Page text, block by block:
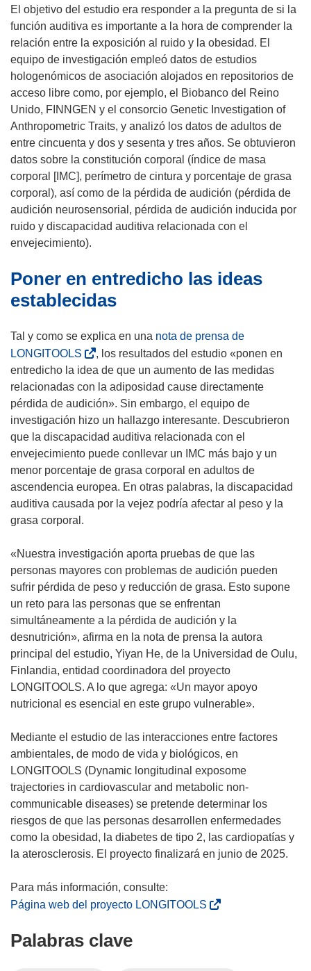
r
i
r
e
n
u
n
a
u
e
v
)
a
b
r
i
r
á
e
n
u
n
a
n
u
e
v
a
n
a
)
El objetivo del estudio era responder a la pregunta de si la
función auditiva es importante a la hora de comprender la
relación entre la exposición al ruido y la obesidad. El
equipo de investigación empleó datos de estudios
hologenómicos de asociación alojados en repositorios de
acceso libre como, por ejemplo, el Biobanco del Reino
Unido, FINNGEN y el consorcio Genetic Investigation of
Anthropometric Traits, y analizó los datos de adultos de
entre cincuenta y dos y sesenta y tres años. Se obtuvieron
datos sobre la constitución corporal (índice de masa
corporal [IMC], perímetro de cintura y porcentaje de grasa
corporal), así como de la pérdida de audición (pérdida de
audición neurosensorial, pérdida de audición inducida por
ruido y discapacidad auditiva relacionada con el
envejecimiento).
Poner en entredicho las ideas
establecidas
Tal y como se explica en una nota de prensa de
LONGITOOLS
s
e
a
b
r
i
r
á
e
n
a
n
u
e
v
a
v
n
a
n
a
)
, los resultados del estudio «ponen en
entredicho la idea de que un aumento de las medidas
relacionadas con la adiposidad cause directamente
pérdida de audición». Sin embargo, el equipo de
investigación hizo un hallazgo interesante. Descubrieron
que la discapacidad auditiva relacionada con el
envejecimiento puede conllevar un IMC más bajo y un
menor porcentaje de grasa corporal en adultos de
ascendencia europea. En otras palabras, la discapacidad
auditiva causada por la vejez podría afectar al peso y la
grasa corporal.
«Nuestra investigación aporta pruebas de que las
personas mayores con problemas de audición pueden
sufrir pérdida de peso y reducción de grasa. Esto supone
un reto para las personas que se enfrentan
simultáneamente a la pérdida de audición y la
desnutrición», afirma en la nota de prensa la autora
principal del estudio, Yiyan He, de la Universidad de Oulu,
Finlandia, entidad coordinadora del proyecto
LONGITOOLS. A lo que agrega: «Un mayor apoyo
nutricional es esencial en este grupo vulnerable».
Mediante el estudio de las interacciones entre factores
ambientales, de modo de vida y biológicos, en
LONGITOOLS (Dynamic longitudinal exposome
trajectories in cardiovascular and metabolic non-
communicable diseases) se pretende determinar los
riesgos de que las personas desarrollen enfermedades
como la obesidad, la diabetes de tipo 2, las cardiopatías y
la aterosclerosis. El proyecto finalizará en junio de 2025.
Página web del proyecto LONGITOOLS
Palabras clave